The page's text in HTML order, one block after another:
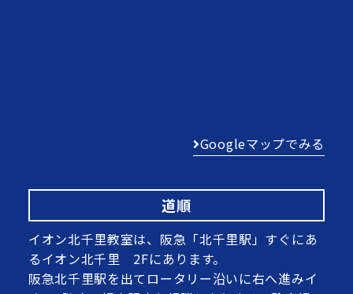
Googleマップでみる
道順
イオン北千里教室は、阪急「北千里駅」すぐにあ
るイオン北千里 2Fにあります。
阪急北千里駅を出てロータリー沿いに右へ進みイ